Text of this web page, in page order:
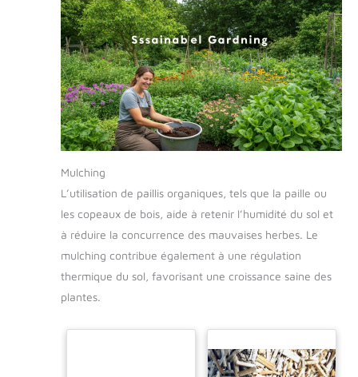
Mulching
L’utilisation de paillis organiques, tels que la paille ou
les copeaux de bois, aide à retenir l’humidité du sol et
à réduire la concurrence des mauvaises herbes. Le
mulching contribue également à une régulation
thermique du sol, favorisant une croissance saine des
plantes.